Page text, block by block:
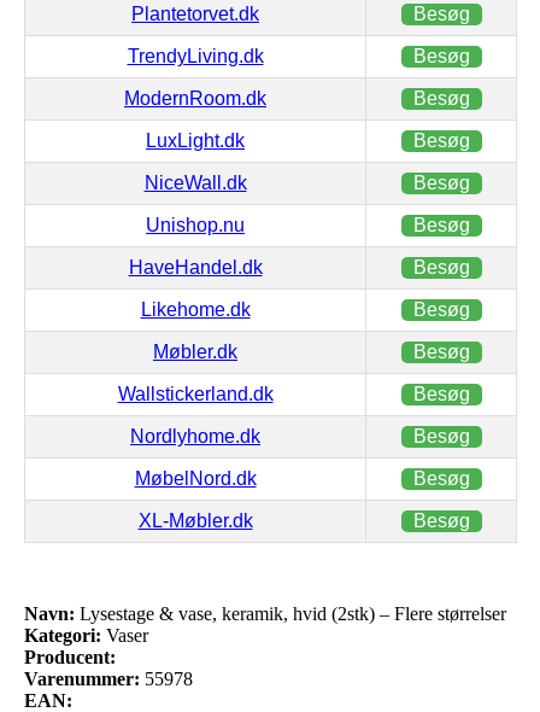
Plantetorvet.dk Besøg
TrendyLiving.dk Besøg
ModernRoom.dk Besøg
LuxLight.dk Besøg
NiceWall.dk Besøg
Unishop.nu Besøg
HaveHandel.dk Besøg
Likehome.dk Besøg
Møbler.dk Besøg
Wallstickerland.dk Besøg
Nordlyhome.dk Besøg
MøbelNord.dk Besøg
XL-Møbler.dk Besøg
Navn: Lysestage & vase, keramik, hvid (2stk) – Flere størrelser
Kategori: Vaser
Producent:
Varenummer: 55978
EAN: